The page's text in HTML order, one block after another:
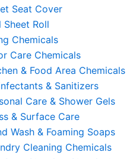
Seat Cover
Sheet Roll
Chemicals
Care Chemicals
& Food Area Chemicals
& Sanitizers
Care & Shower Gels
& Surface Care
Wash & Foaming Soaps
Cleaning Chemicals